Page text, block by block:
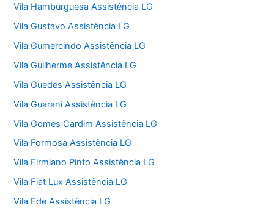
Vila Hamburguesa Assistência LG
Vila Gustavo Assistência LG
Vila Gumercindo Assistência LG
Vila Guilherme Assistência LG
Vila Guedes Assistência LG
Vila Guarani Assistência LG
Vila Gomes Cardim Assistência LG
Vila Formosa Assistência LG
Vila Firmiano Pinto Assistência LG
Vila Fiat Lux Assistência LG
Vila Ede Assistência LG